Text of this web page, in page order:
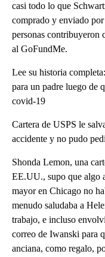
casi todo lo que
comprado y enviado
personas contribuyeron
al GoFundMe.
Lee su historia
para un padre luego de
covid-19
Cartera de USPS le
accidente y no pudo
Shonda Lemon, una
EE.UU., supo que algo
mayor en Chicago no
menudo saludaba a
trabajo, e incluso
correo de Iwanski para
anciana, como regalo,